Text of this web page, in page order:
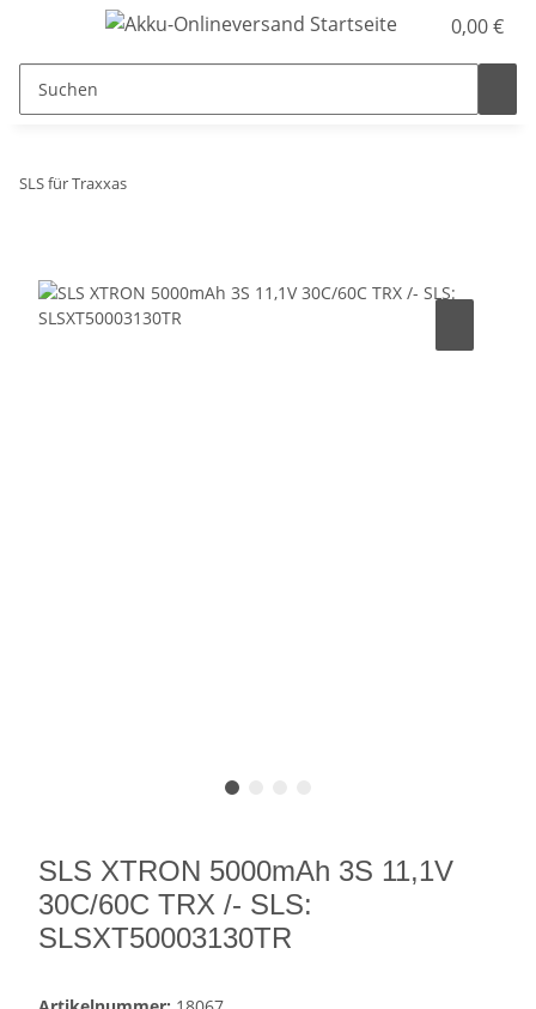
0,00 €
SLS für Traxxas
SLS XTRON 5000mAh 3S 11,1V
30C/60C TRX /- SLS:
SLSXT50003130TR